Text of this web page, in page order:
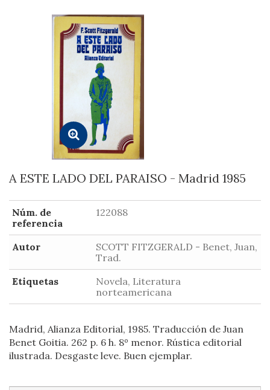
A ESTE LADO DEL PARAISO - Madrid 1985
Núm. de
referencia
122088
Autor
SCOTT FITZGERALD - Benet, Juan,
Trad.
Etiquetas
Novela, Literatura
norteamericana
Madrid, Alianza Editorial, 1985. Traducción de Juan
Benet Goitia. 262 p. 6 h. 8º menor. Rústica editorial
ilustrada. Desgaste leve. Buen ejemplar.